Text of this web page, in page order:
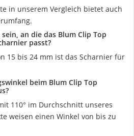
in unserem Vergleich bietet auch
an die das Blum Clip Top
passt?
15 bis 24 mm ist das Scharnier für
beim Blum Clip Top
110° im Durchschnitt unseres
weisen einen Winkel von bis zu